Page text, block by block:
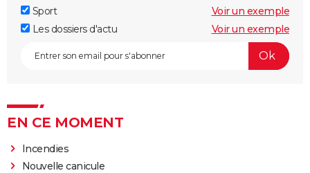
Sport
Voir un exemple
Les dossiers d'actu
Voir un exemple
EN CE MOMENT
Incendies
Nouvelle canicule